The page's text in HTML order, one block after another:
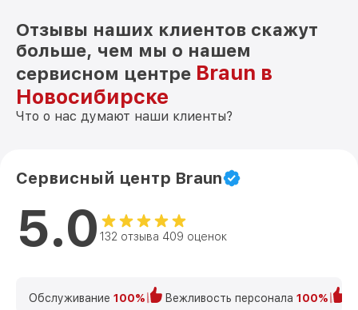
Отзывы наших клиентов скажут
больше, чем мы о нашем
сервисном центре Braun в
Новосибирске
Что о нас думают наши клиенты?
Сервисный центр Braun
5.0 132 отзыва 409 оценок
Обслуживание 100% Вежливость персонала 100%